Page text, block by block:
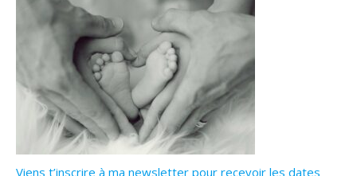
Viens t’inscrire à ma newsletter pour recevoir les dates